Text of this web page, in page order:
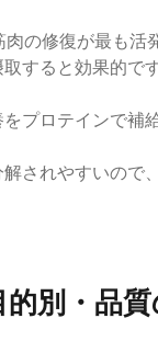
の修復が最も
すると効果的です
プロテインで補
されやすいの
別・品